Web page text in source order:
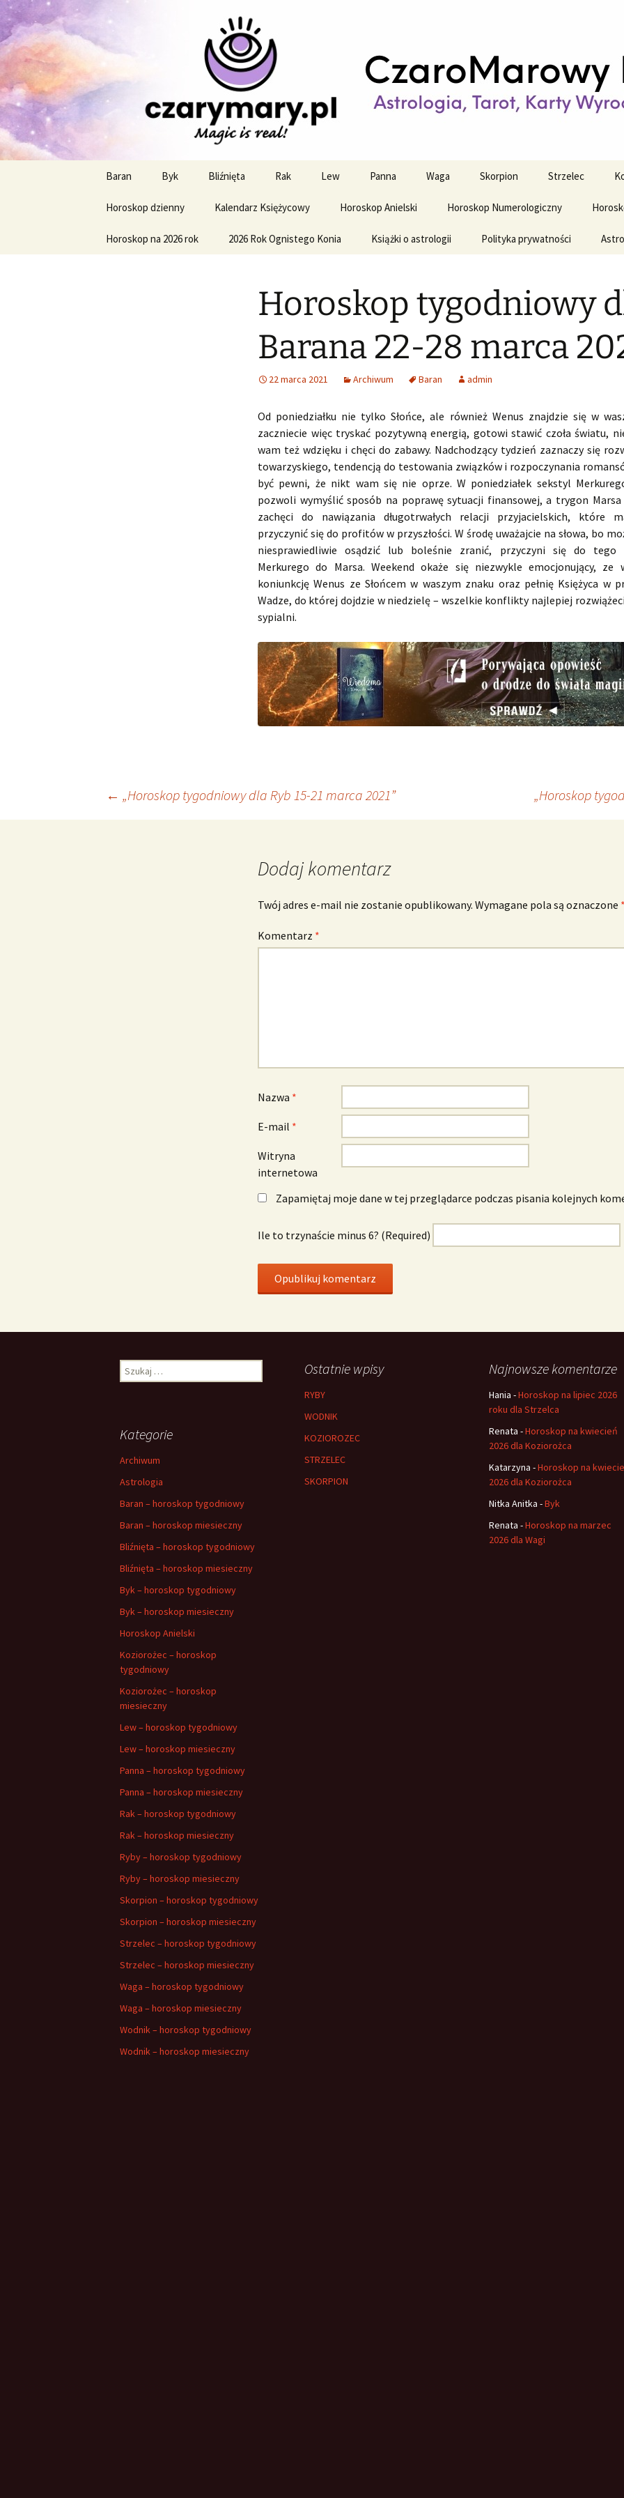
CzaroMarowy horoskop
miesięczny i tygodniowy
Profesjonalne przepowiednie astrologiczne
treści
Baran Byk Bliźnięta Rak Lew Panna Waga Skorpion Strzelec
Horoskop dzienny Kalendarz Księżycowy Horoskop Anielski Horoskop Numerologiczny
Horoskop na 2026 rok 2026 Rok Ognistego Konia Książki o astrologii Polityka prywatności
Horoskop tygodniowy
Barana 22-28 marca
22 marca 2021 Archiwum Baran admin
Od poniedziałku nie tylko Słońce, ale również Wenus znajdzie się w
zaczniecie więc tryskać pozytywną energią, gotowi stawić czoła światu,
wam też wdzięku i chęci do zabawy. Nadchodzący tydzień zaznaczy się
towarzyskiego, tendencją do testowania związków i rozpoczynania
być pewni, że nikt wam się nie oprze. W poniedziałek sekstyl
pozwoli wymyślić sposób na poprawę sytuacji finansowej, a trygon Marsa
zachęci do nawiązania długotrwałych relacji przyjacielskich, które
przyczynić się do profitów w przyszłości. W środę uważajcie na słowa, bo
niesprawiedliwie osądzić lub boleśnie zranić, przyczyni się do tego
Merkurego do Marsa. Weekend okaże się niezwykle emocjonujący, ze
koniunkcję Wenus ze Słońcem w waszym znaku oraz pełnię Księżyca w
Wadze, do której dojdzie w niedzielę – wszelkie konflikty najlepiej
sypialni.
Nawigacja
← „Horoskop tygodniowy dla Ryb 15-21 marca 2021” „Horoskop
Dodaj komentarz
Twój adres e-mail nie zostanie opublikowany. Wymagane pola są oznaczone *
Komentarz *
Nazwa *
E-mail *
Witryna
internetowa
Zapamiętaj moje dane w tej przeglądarce podczas pisania kolejnych
Ile to trzynaście minus 6? (Required)
Szukaj: Ostatnie wpisy
RYBY
WODNIK
KOZIOROZEC
STRZELEC
SKORPION
Najnowsze komentarze
Hania -Horoskop na lipiec 2026
roku dla Strzelca
Renata -Horoskop na kwiecień
2026 dla Koziorożca
Katarzyna -Horoskop na
2026 dla Koziorożca
Nitka Anitka -Byk
Renata -Horoskop na marzec
2026 dla Wagi
Kategorie
Archiwum
Astrologia
Baran – horoskop tygodniowy
Baran – horoskop miesieczny
Bliźnięta – horoskop tygodniowy
Bliźnięta – horoskop miesieczny
Byk – horoskop tygodniowy
Byk – horoskop miesieczny
Horoskop Anielski
Koziorożec – horoskop
tygodniowy
Koziorożec – horoskop
miesieczny
Lew – horoskop tygodniowy
Lew – horoskop miesieczny
Panna – horoskop tygodniowy
Panna – horoskop miesieczny
Rak – horoskop tygodniowy
Rak – horoskop miesieczny
Ryby – horoskop tygodniowy
Ryby – horoskop miesieczny
Skorpion – horoskop tygodniowy
Skorpion – horoskop miesieczny
Strzelec – horoskop tygodniowy
Strzelec – horoskop miesieczny
Waga – horoskop tygodniowy
Waga – horoskop miesieczny
Wodnik – horoskop tygodniowy
Wodnik – horoskop miesieczny